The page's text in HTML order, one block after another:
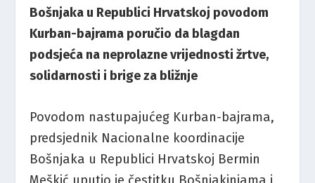
Bošnjaka u Republici Hrvatskoj povodom
Kurban-bajrama poručio da blagdan
podsjeća na neprolazne vrijednosti žrtve,
solidarnosti i brige za bližnje
Povodom nastupajućeg Kurban-bajrama,
predsjednik Nacionalne koordinacije
Bošnjaka u Republici Hrvatskoj Bermin